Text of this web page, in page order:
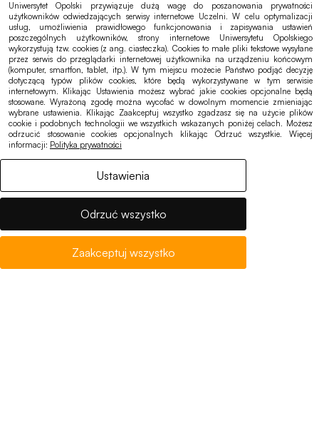
Na skróty
Rekrutacja
Kalendarz akademicki
Punkt logowania eduroam
Ogłoszenia, oferty
Uniwersytet Opolski przywiązuje dużą wagę do poszanowania prywatności
użytkowników odwiedzających serwisy internetowe Uczelni. W celu optymalizacji
usług, umożliwienia prawidłowego funkcjonowania i zapisywania ustawień
poszczególnych użytkowników, strony internetowe Uniwersytetu Opolskiego
wykorzystują tzw. cookies (z ang. ciasteczka). Cookies to małe pliki tekstowe wysyłane
przez serwis do przeglądarki internetowej użytkownika na urządzeniu końcowym
(komputer, smartfon, tablet, itp.). W tym miejscu możecie Państwo podjąć decyzję
dotyczącą typów plików cookies, które będą wykorzystywane w tym serwisie
internetowym. Klikając Ustawienia możesz wybrać jakie cookies opcjonalne będą
stosowane. Wyrażoną zgodę można wycofać w dowolnym momencie zmieniając
wybrane ustawienia. Klikając Zaakceptuj wszystko zgadzasz się na użycie plików
cookie i podobnych technologii we wszystkich wskazanych poniżej celach. Możesz
odrzucić stosowanie cookies opcjonalnych klikając Odrzuć wszystkie. Więcej
informacji: Polityka prywatności
Ustawienia
Odrzuć wszystko
Zaakceptuj wszystko